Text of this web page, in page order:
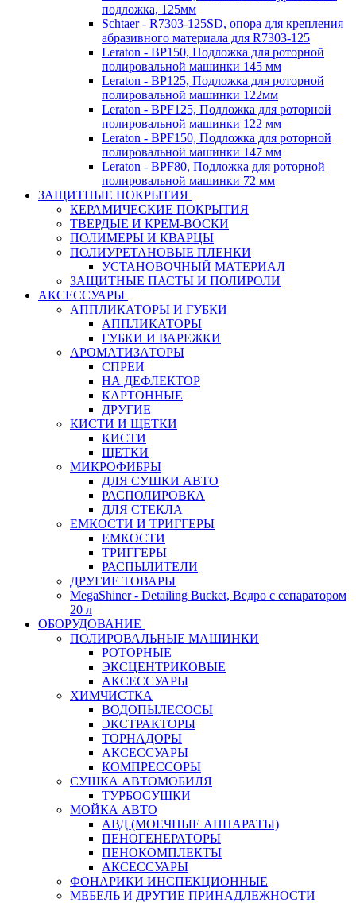
подложка, 125мм
Schtaer - R7303-125SD, опора для крепления
абразивного материала для R7303-125
Leraton - BP150, Подложка для роторной
полировальной машинки 145 мм
Leraton - BP125, Подложка для роторной
полировальной машинки 122мм
Leraton - BPF125, Подложка для роторной
полировальной машинки 122 мм
Leraton - BPF150, Подложка для роторной
полировальной машинки 147 мм
Leraton - BPF80, Подложка для роторной
полировальной машинки 72 мм
ЗАЩИТНЫЕ ПОКРЫТИЯ
КЕРАМИЧЕСКИЕ ПОКРЫТИЯ
ТВЕРДЫЕ И КРЕМ-ВОСКИ
ПОЛИМЕРЫ И КВАРЦЫ
ПОЛИУРЕТАНОВЫЕ ПЛЕНКИ
УСТАНОВОЧНЫЙ МАТЕРИАЛ
ЗАЩИТНЫЕ ПАСТЫ И ПОЛИРОЛИ
АКСЕССУАРЫ
АППЛИКАТОРЫ И ГУБКИ
АППЛИКАТОРЫ
ГУБКИ И ВАРЕЖКИ
АРОМАТИЗАТОРЫ
СПРЕИ
НА ДЕФЛЕКТОР
КАРТОННЫЕ
ДРУГИЕ
КИСТИ И ЩЕТКИ
КИСТИ
ЩЕТКИ
МИКРОФИБРЫ
ДЛЯ СУШКИ АВТО
РАСПОЛИРОВКА
ДЛЯ СТЕКЛА
ЕМКОСТИ И ТРИГГЕРЫ
ЕМКОСТИ
ТРИГГЕРЫ
РАСПЫЛИТЕЛИ
ДРУГИЕ ТОВАРЫ
MegaShiner - Detailing Bucket, Ведро с сепаратором
20 л
ОБОРУДОВАНИЕ
ПОЛИРОВАЛЬНЫЕ МАШИНКИ
РОТОРНЫЕ
ЭКСЦЕНТРИКОВЫЕ
АКСЕССУАРЫ
ХИМЧИСТКА
ВОДОПЫЛЕСОСЫ
ЭКСТРАКТОРЫ
ТОРНАДОРЫ
АКСЕССУАРЫ
КОМПРЕССОРЫ
СУШКА АВТОМОБИЛЯ
ТУРБОСУШКИ
МОЙКА АВТО
АВД (МОЕЧНЫЕ АППАРАТЫ)
ПЕНОГЕНЕРАТОРЫ
ПЕНОКОМПЛЕКТЫ
АКСЕССУАРЫ
ФОНАРИКИ ИНСПЕКЦИОННЫЕ
МЕБЕЛЬ И ДРУГИЕ ПРИНАДЛЕЖНОСТИ